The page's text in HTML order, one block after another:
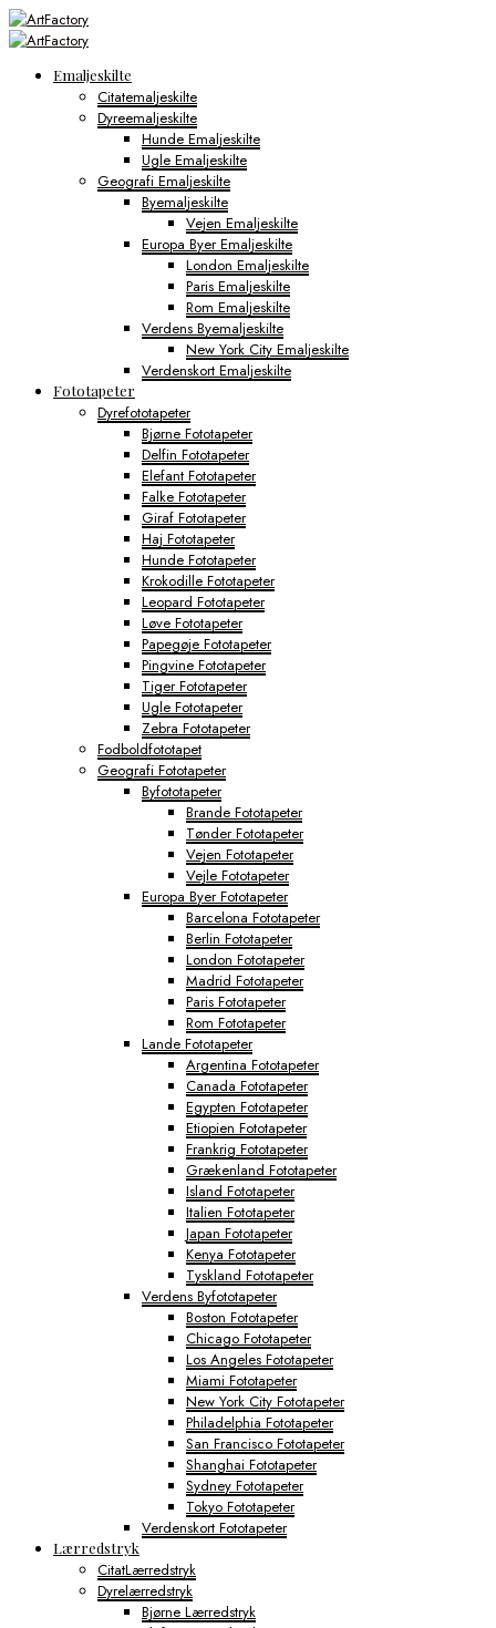
Emaljeskilte
Citatemaljeskilte
Dyreemaljeskilte
Hunde Emaljeskilte
Ugle Emaljeskilte
Geografi Emaljeskilte
Byemaljeskilte
Vejen Emaljeskilte
Europa Byer Emaljeskilte
London Emaljeskilte
Paris Emaljeskilte
Rom Emaljeskilte
Verdens Byemaljeskilte
New York City Emaljeskilte
Verdenskort Emaljeskilte
Fototapeter
Dyrefototapeter
Bjørne Fototapeter
Delfin Fototapeter
Elefant Fototapeter
Falke Fototapeter
Giraf Fototapeter
Haj Fototapeter
Hunde Fototapeter
Krokodille Fototapeter
Leopard Fototapeter
Løve Fototapeter
Papegøje Fototapeter
Pingvine Fototapeter
Tiger Fototapeter
Ugle Fototapeter
Zebra Fototapeter
Fodboldfototapet
Geografi Fototapeter
Byfototapeter
Brande Fototapeter
Tønder Fototapeter
Vejen Fototapeter
Vejle Fototapeter
Europa Byer Fototapeter
Barcelona Fototapeter
Berlin Fototapeter
London Fototapeter
Madrid Fototapeter
Paris Fototapeter
Rom Fototapeter
Lande Fototapeter
Argentina Fototapeter
Canada Fototapeter
Egypten Fototapeter
Etiopien Fototapeter
Frankrig Fototapeter
Grækenland Fototapeter
Island Fototapeter
Italien Fototapeter
Japan Fototapeter
Kenya Fototapeter
Tyskland Fototapeter
Verdens Byfototapeter
Boston Fototapeter
Chicago Fototapeter
Los Angeles Fototapeter
Miami Fototapeter
New York City Fototapeter
Philadelphia Fototapeter
San Francisco Fototapeter
Shanghai Fototapeter
Sydney Fototapeter
Tokyo Fototapeter
Verdenskort Fototapeter
Lærredstryk
CitatLærredstryk
Dyrelærredstryk
Bjørne Lærredstryk